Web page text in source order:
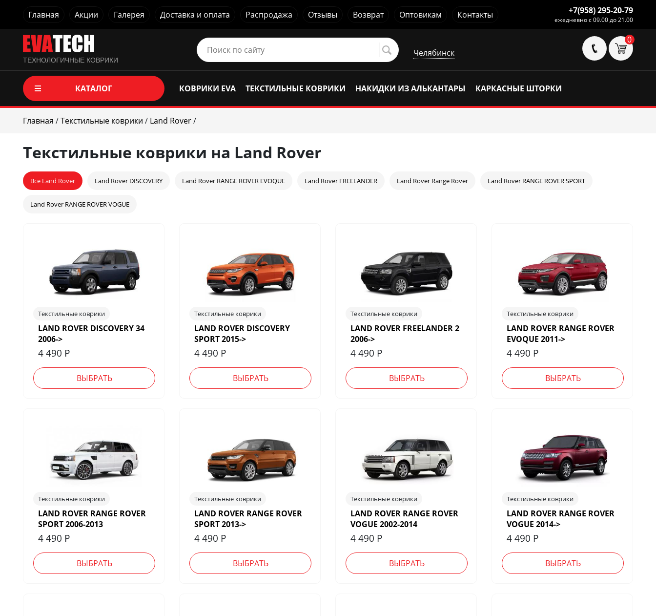
Главная Акции Галерея Доставка и оплата Распродажа Отзывы Возврат Оптовикам Контакты +7(958) 295-20-79
ежедневно с 09.00 до 21.00
ТЕХНОЛОГИЧНЫЕ КОВРИКИ
Челябинск
0
КАТАЛОГ КОВРИКИ EVA ТЕКСТИЛЬНЫЕ КОВРИКИ НАКИДКИ ИЗ АЛЬКАНТАРЫ КАРКАСНЫЕ ШТОРКИ
Главная /Текстильные коврики / Land Rover/
Текстильные коврики на Land Rover
Все Land Rover Land Rover DISCOVERY Land Rover RANGE ROVER EVOQUE Land Rover FREELANDER Land Rover Range Rover Land Rover RANGE ROVER SPORT
Land Rover RANGE ROVER VOGUE
Текстильные коврики
LAND ROVER DISCOVERY 34
2006->
4 490 Р
ВЫБРАТЬ
Текстильные коврики
LAND ROVER DISCOVERY
SPORT 2015->
4 490 Р
ВЫБРАТЬ
Текстильные коврики
LAND ROVER FREELANDER 2
2006->
4 490 Р
ВЫБРАТЬ
Текстильные коврики
LAND ROVER RANGE ROVER
EVOQUE 2011->
4 490 Р
ВЫБРАТЬ
Текстильные коврики
LAND ROVER RANGE ROVER
SPORT 2006-2013
4 490 Р
ВЫБРАТЬ
Текстильные коврики
LAND ROVER RANGE ROVER
SPORT 2013->
4 490 Р
ВЫБРАТЬ
Текстильные коврики
LAND ROVER RANGE ROVER
VOGUE 2002-2014
4 490 Р
ВЫБРАТЬ
Текстильные коврики
LAND ROVER RANGE ROVER
VOGUE 2014->
4 490 Р
ВЫБРАТЬ